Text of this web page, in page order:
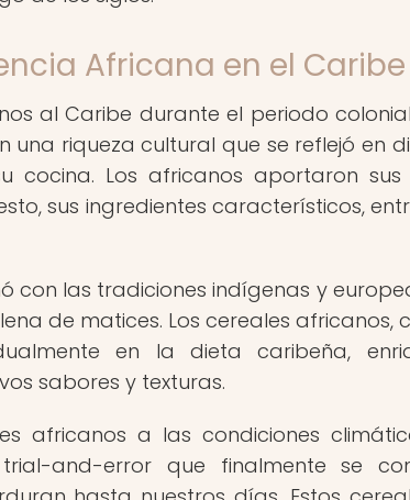
Africana en el Caribe
al Caribe durante el periodo
una riqueza cultural que se reflejó en
cocina. Los africanos aportaron sus
sus ingredientes característicos,
con las tradiciones indígenas y
de matices. Los cereales africanos,
en la dieta caribeña,
sabores y texturas.
africanos a las condiciones
and-error que finalmente se